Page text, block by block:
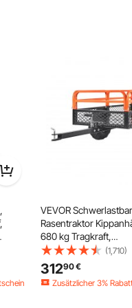
Gewohnheiten
von der Hand.
2
VEVOR
Rasentraktor
680 kg Tragkraft,
Anhängevorrichtung
Ladefläche, Anhänger
abklappbaren
Oranger ATV UTV
(1,710)
31290€
Zusätzlicher 3%